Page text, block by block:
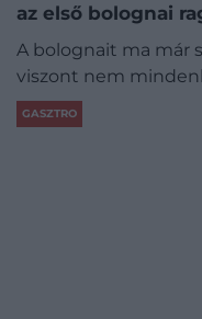
az első bolognai
A bolognait ma már
viszont nem
GASZTRO